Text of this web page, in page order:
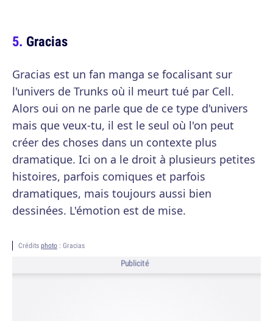
Gracias
Gracias est un fan manga se focalisant sur
l'univers de Trunks où il meurt tué par Cell.
Alors oui on ne parle que de ce type d'univers
mais que veux-tu, il est le seul où l'on peut
créer des choses dans un contexte plus
dramatique. Ici on a le droit à plusieurs petites
histoires, parfois comiques et parfois
dramatiques, mais toujours aussi bien
dessinées. L'émotion est de mise.
Crédits photo : Gracias
Publicité